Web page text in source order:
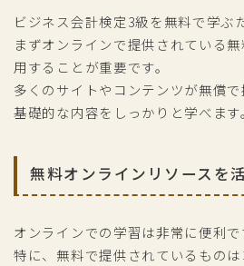
ビジネス会計検定3級を無料で学ぶ
まずオンラインで提供されている
用することが重要です。
多くのサイトやコンテンツが無償で
基礎的な内容をしっかりと学べます
無料オンラインリソースを
オンラインでの学習は非常に便利で
特に、無料で提供されているもの